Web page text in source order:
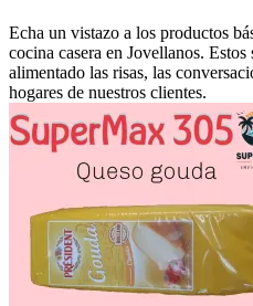
Echa un vistazo a los productos
cocina casera en Jovellanos.
alimentado las risas, las
hogares de nuestros clientes.